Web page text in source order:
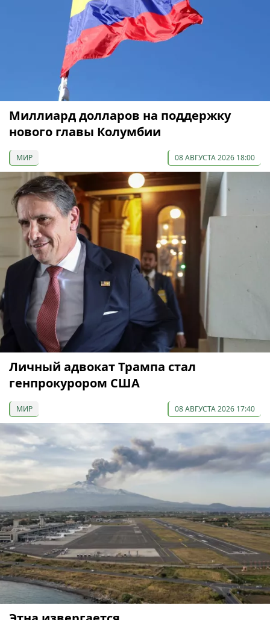
Миллиард долларов на поддержку
нового главы Колумбии
МИР 08 АВГУСТА 2026 18:00
Личный адвокат Трампа стал
генпрокурором США
МИР 08 АВГУСТА 2026 17:40